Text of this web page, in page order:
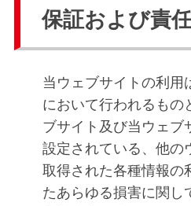
保証および責
当ウェブサイトの利用
において行われるもの
ブサイト及び当ウェブ
設定されている、他の
取得された各種情報の
たあらゆる損害に関し